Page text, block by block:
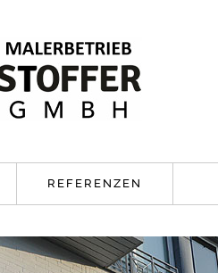
REFERENZEN